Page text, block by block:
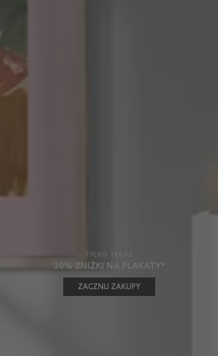
TYLKO TERAZ
30% ZNIŻKI NA PLAKATY*
ZACZNIJ ZAKUPY